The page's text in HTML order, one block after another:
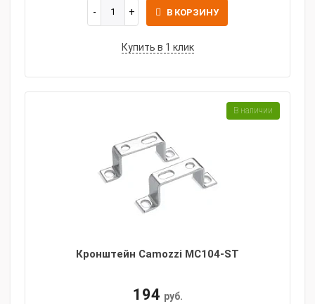
В КОРЗИНУ
Купить в 1 клик
Кронштейн Camozzi MC104-ST
194 руб.
В наличии